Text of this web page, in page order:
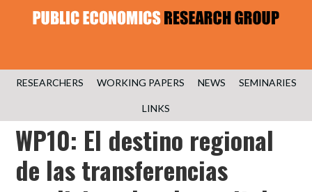
RESEARCHERS WORKING PAPERS NEWS SEMINARIES
LINKS
WP10: El destino regional
de las transferencias